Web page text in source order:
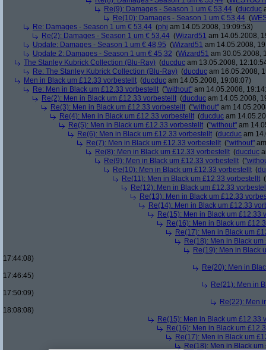
Re(9): Damages - Season 1 um € 53,44 (ducduc
Re(10): Damages - Season 1 um € 53,44 (
Re: Damages - Season 1 um € 53,44 (phj am 14.05.2008, 19:09:53)
Re(2): Damages - Season 1 um € 53,44 (Wizard51 am 14.05.2008,
Update: Damages - Season 1 um € 48,95 (Wizard51 am 14.05.2008,
Update 2: Damages - Season 1 um € 45,32 (Wizard51 am 30.05.2008,
The Stanley Kubrick Collection (Blu-Ray) (ducduc am 13.05.2008,
Re: The Stanley Kubrick Collection (Blu-Ray) (ducduc am 16.05.2008,
Men in Black um £12.33 vorbestellt (ducduc am 14.05.2008, 19:08:07)
Re: Men in Black um £12.33 vorbestellt ("without" am 14.05.2008,
Re(2): Men in Black um £12.33 vorbestellt (ducduc am 14.05.2008,
Re(3): Men in Black um £12.33 vorbestellt ("without" am
Re(4): Men in Black um £12.33 vorbestellt (ducduc am
Re(5): Men in Black um £12.33 vorbestellt ("without" am
Re(6): Men in Black um £12.33 vorbestellt (ducduc am
Re(7): Men in Black um £12.33 vorbestellt ("without"
Re(8): Men in Black um £12.33 vorbestellt (ducduc
Re(9): Men in Black um £12.33 vorbestellt (
Re(10): Men in Black um £12.33 vorbestellt (
Re(11): Men in Black um £12.33 vorbestellt (
Re(12): Men in Black um £12.33
Re(13): Men in Black um £12.33
Re(14): Men in Black um £12.33
Re(15): Men in Black um £12.33
Re(16): Men in Black um
Re(17): Men in Black um
Re(18): Men in Black
Re(19): Men in Black
17:44:08)
Re(20): Men in
17:46:45)
Re(21): Men in
17:50:09)
Re(22): Men
18:08:08)
Re(15): Men in Black um £12.33
Re(16): Men in Black um
Re(17): Men in Black um
Re(18): Men in Black